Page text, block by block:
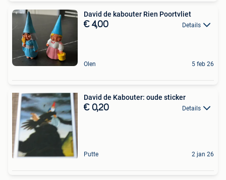
David de kabouter Rien Poortvliet
€ 4,00 Details
Olen 5 feb 26
David de Kabouter: oude sticker
€ 0,20 Details
Putte 2 jan 26